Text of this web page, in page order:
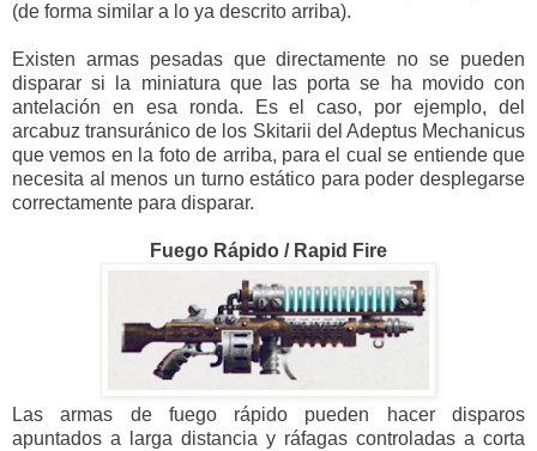
(de forma similar a lo ya descrito arriba).
Existen armas pesadas que directamente no se pueden
disparar si la miniatura que las porta se ha movido con
antelación en esa ronda. Es el caso, por ejemplo, del
arcabuz transuránico de los Skitarii del Adeptus Mechanicus
que vemos en la foto de arriba, para el cual se entiende que
necesita al menos un turno estático para poder desplegarse
correctamente para disparar.
Fuego Rápido / Rapid Fire
Las armas de fuego rápido pueden hacer disparos
apuntados a larga distancia y ráfagas controladas a corta